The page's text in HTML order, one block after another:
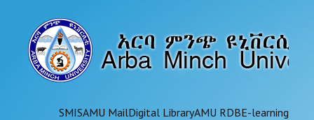
SMISAMU MailDigital LibraryAMU RDBE-learning